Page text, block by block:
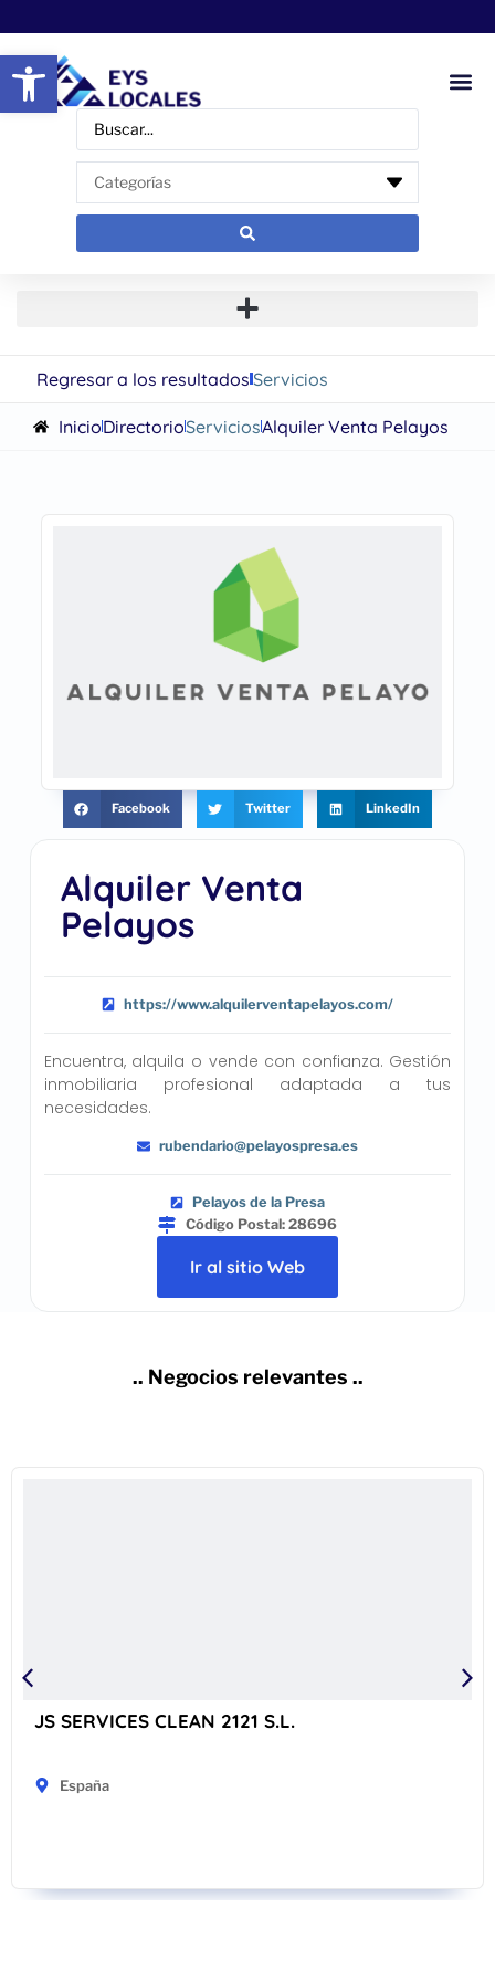
Abrir barra de herramientas
Regresar a los resultadosServicios
InicioDirectorioServiciosAlquiler Venta Pelayos
Alquiler Venta
Pelayos
https://www.alquilerventapelayos.com/
Encuentra, alquila o vende con confianza. Gestión
inmobiliaria profesional adaptada a tus
necesidades.
rubendario@pelayospresa.es
Pelayos de la Presa
Código Postal: 28696
Ir al sitio Web
Facebook Twitter LinkedIn
.. Negocios relevantes ..
JS SERVICES CLEAN 2121 S.L.
España